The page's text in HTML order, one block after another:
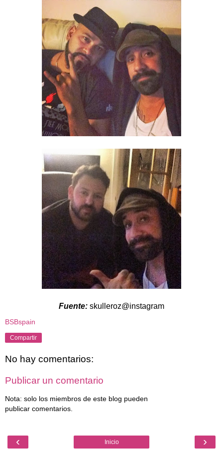
Fuente: skulleroz@instagram
BSBspain
Compartir
No hay comentarios:
Publicar un comentario
Nota: solo los miembros de este blog pueden
publicar comentarios.
‹ ›
Inicio